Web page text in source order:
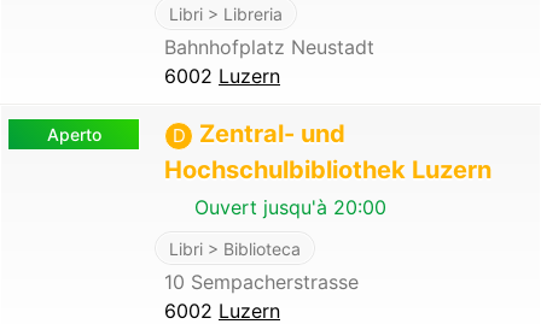
Libri > Libreria
Bahnhofplatz Neustadt
6002 Luzern
Aperto D
Zentral- und
Hochschulbibliothek Luzern
Ouvert jusqu'à 20:00
Libri > Biblioteca
10 Sempacherstrasse
6002 Luzern